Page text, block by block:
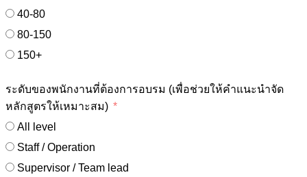
40-80
80-150
150+
ระดับของพนักงานที่ต้องการอบรม (เพื่อช่วยให้คำแนะนำจัด
หลักสูตรให้เหมาะสม)
All level
Staff / Operation
Supervisor / Team lead